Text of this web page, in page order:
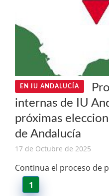
EN IU ANDALUCÍA
internas de IU
próximas
de Andalucía
17 de Octubre de 2025
Continua el proceso de
1